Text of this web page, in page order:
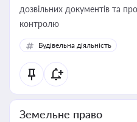
дозвільних документів та
контролю
Будівельна діяльність
Земельне право